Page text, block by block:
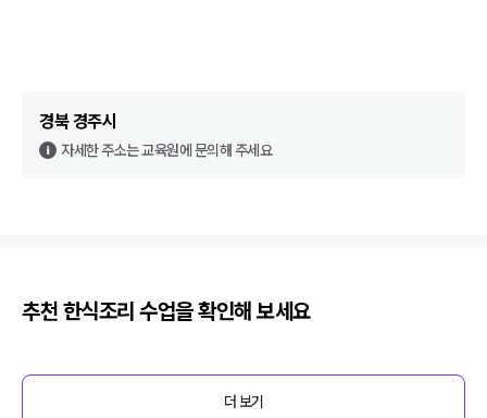
경북 경주시
자세한 주소는 교육원에 문의해 주세요
추천 한식조리 수업을 확인해 보세요
더 보기